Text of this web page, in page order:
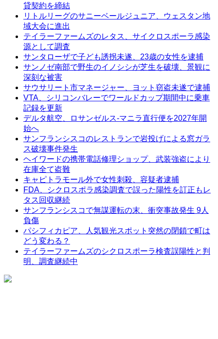
貸契約を締結
リトルリーグのサニーベールジュニア、ウェスタン地
域大会に進出
テイラーファームズのレタス、サイクロスポーラ感染
源として調査
サンタローザで子ども誘拐未遂、23歳の女性を逮捕
サンノゼ南部で野生のイノシシが芝生を破壊、景観に
深刻な被害
サウサリート市マネージャー、ヨット窃盗未遂で逮捕
VTA、シリコンバレーでワールドカップ期間中に乗車
記録を更新
デルタ航空、ロサンゼルス-マニラ直行便を2027年開
始へ
サンフランシスコのレストランで岩投げによる窓ガラ
ス破壊事件発生
ヘイワードの携帯電話修理ショップ、武装強盗により
在庫全て盗難
キャピトラモール外で女性刺殺、容疑者逮捕
FDA、シクロスポラ感染調査で誤った陽性を訂正もレ
タス回収継続
サンフランシスコで無謀運転の末、衝突事故発生 9人
負傷
パシフィカピア、人気観光スポット突然の閉鎖で町は
どう変わる？
テイラーファームズのシクロスポーラ検査誤陽性と判
明、調査継続中